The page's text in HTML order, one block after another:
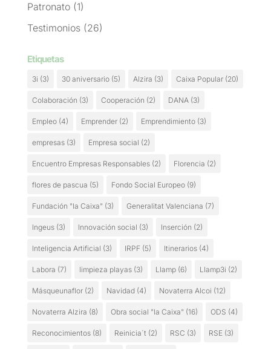
Patronato(1)
Testimonios(26)
Etiquetas
3i (3) 30 aniversario(5) Alzira (3) Caixa Popular(20)
Colaboración (3) Cooperación (2) DANA(3)
Empleo(4) Emprender(2) Emprendimiento(3)
empresas(3) Empresa social (2)
Encuentro Empresas Responsables(2) Florencia (2)
flores de pascua (5) Fondo Social Europeo(9)
Fundación "la Caixa" (3) Generalitat Valenciana (7)
Ingeus(3) Innovación social (3) Inserción (2)
Inteligencia Artificial (3) IRPF(5) Itinerarios(4)
Labora (7) limpieza playas(3) Llamp(6) Llamp3i (2)
Másqueunaflor(2) Navidad(4) Novaterra Alcoi (12)
Novaterra Alzira (8) Obra social "la Caixa" (16) ODS (4)
Reconocimientos(8) Reinicia´t(2) RSC (3) RSE(3)